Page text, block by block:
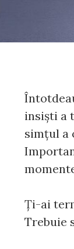
insişti a
simţul a
Ţi-ai
Trebuie